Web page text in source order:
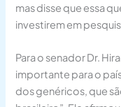
mas disse que essa
investirem em
Para o senador Dr.
importante para o
dos genéricos, que